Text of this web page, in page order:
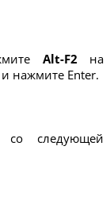
Alt-F2на
нажмите Enter.
со следующей